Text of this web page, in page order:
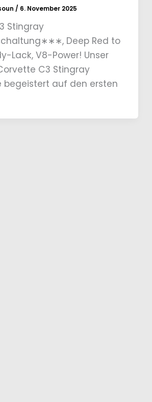
/ 6. November 2025
Stingray
Deep Red to
Lack, V8-Power! Unser
C3 Stingray
begeistert auf den ersten